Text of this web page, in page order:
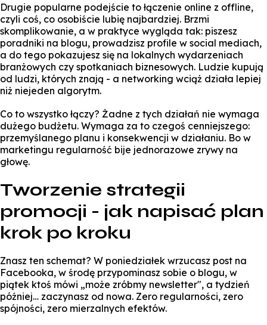
Drugie popularne podejście to łączenie online z offline,
czyli coś, co osobiście lubię najbardziej. Brzmi
skomplikowanie, a w praktyce wygląda tak: piszesz
poradniki na blogu, prowadzisz profile w social mediach,
a do tego pokazujesz się na lokalnych wydarzeniach
branżowych czy spotkaniach biznesowych. Ludzie kupują
od ludzi, których znają - a networking wciąż działa lepiej
niż niejeden algorytm.
Co to wszystko łączy? Żadne z tych działań nie wymaga
dużego budżetu. Wymaga za to czegoś cenniejszego:
przemyślanego planu i konsekwencji w działaniu. Bo w
marketingu regularność bije jednorazowe zrywy na
głowę.
Tworzenie strategii
promocji - jak napisać plan
krok po kroku
Znasz ten schemat? W poniedziałek wrzucasz post na
Facebooka, w środę przypominasz sobie o blogu, w
piątek ktoś mówi „może zróbmy newsletter", a tydzień
później… zaczynasz od nowa. Zero regularności, zero
spójności, zero mierzalnych efektów.